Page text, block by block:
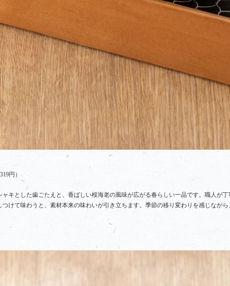
円）
キとした歯ごたえと、香ばしい桜海老の風味が広がる春らしい一品です。職人が
けて味わうと、素材本来の味わいが引き立ちます。季節の移り変わりを感じなが